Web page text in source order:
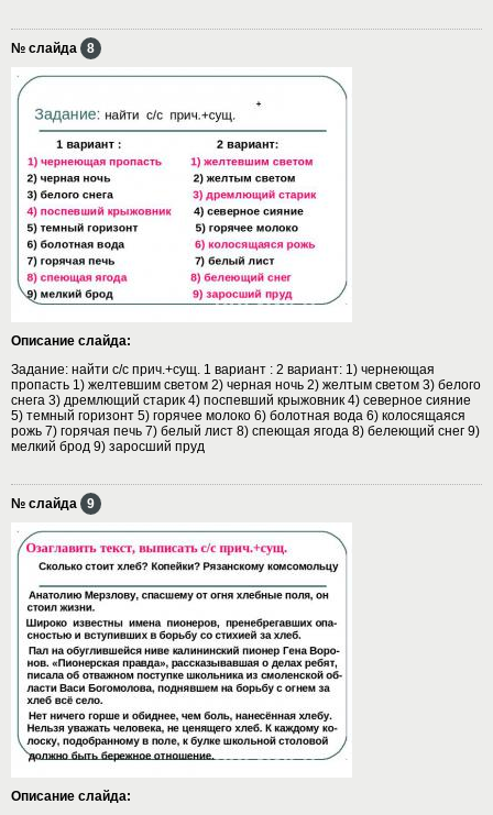
№ слайда 8
Описание слайда:
Задание: найти с/с прич.+сущ. 1 вариант : 2 вариант: 1) чернеющая
пропасть 1) желтевшим светом 2) черная ночь 2) желтым светом 3) белого
снега 3) дремлющий старик 4) поспевший крыжовник 4) северное сияние
5) темный горизонт 5) горячее молоко 6) болотная вода 6) колосящаяся
рожь 7) горячая печь 7) белый лист 8) спеющая ягода 8) белеющий снег 9)
мелкий брод 9) заросший пруд
№ слайда 9
Описание слайда: